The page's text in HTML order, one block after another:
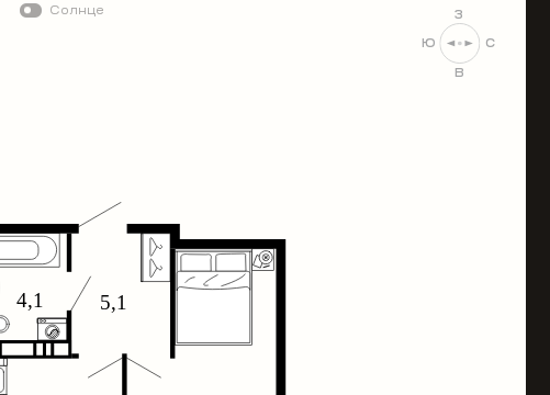
С
В
Ю
З
Солнце